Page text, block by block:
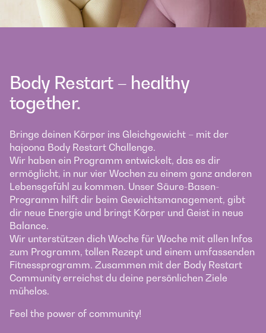
Body Restart – healthy
together.
Bringe deinen Körper ins Gleichgewicht – mit der
hajoona Body Restart Challenge.
Wir haben ein Programm entwickelt, das es dir
ermöglicht, in nur vier Wochen zu einem ganz anderen
Lebensgefühl zu kommen. Unser Säure-Basen-
Programm hilft dir beim Gewichtsmanagement, gibt
dir neue Energie und bringt Körper und Geist in neue
Balance.
Wir unterstützen dich Woche für Woche mit allen Infos
zum Programm, tollen Rezept und einem umfassenden
Fitnessprogramm. Zusammen mit der Body Restart
Community erreichst du deine persönlichen Ziele
mühelos.
Feel the power of community!